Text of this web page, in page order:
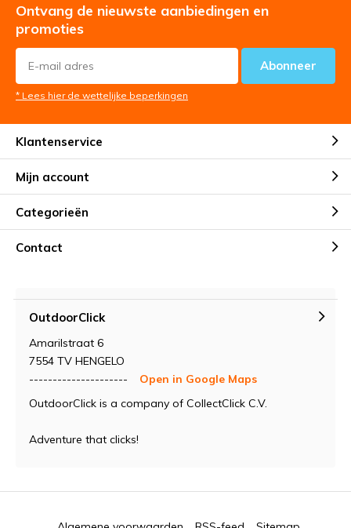
Ontvang de nieuwste aanbiedingen en
promoties
Abonneer
* Lees hier de wettelijke beperkingen
Klantenservice
Mijn account
Categorieën
Contact
OutdoorClick
Amarilstraat 6
7554 TV HENGELO
---------------------
Open in Google Maps
OutdoorClick is a company of CollectClick C.V.
Adventure that clicks!